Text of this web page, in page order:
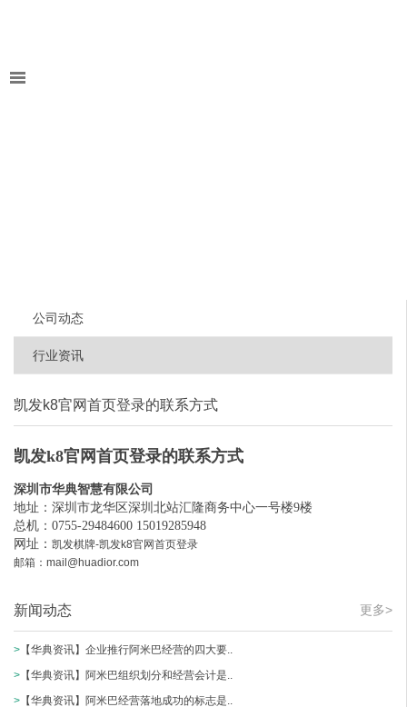
公司动态
行业资讯
凯发k8官网首页登录的联系方式
凯发k8官网首页登录的联系方式
深圳市华典智慧有限公司
地址：深圳市龙华区深圳北站汇隆商务中心一号楼9楼
总机：0755-29484600 15019285948
网址： 凯发棋牌-凯发k8官网首页登录
邮箱： mail@huadior.com
更多>
新闻动态
> 【华典资讯】企业推行阿米巴经营的四大要..
> 【华典资讯】阿米巴组织划分和经营会计是..
> 【华典资讯】阿米巴经营落地成功的标志是..